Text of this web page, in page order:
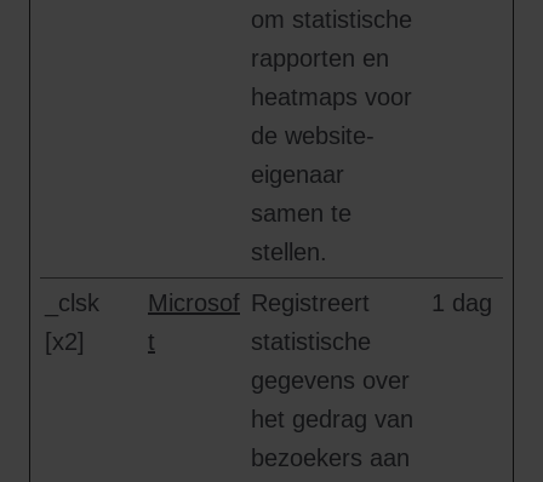
om statistische
rapporten en
heatmaps voor
de website-
eigenaar
samen te
stellen.
_clsk
[x2]
Microsof
t
Registreert
statistische
gegevens over
het gedrag van
bezoekers aan
1 dag